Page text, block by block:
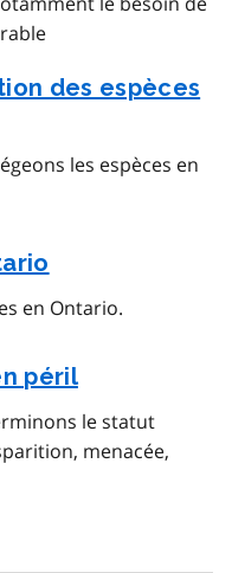
des espèces
les espèces en
en Ontario.
péril
le statut
menacée,